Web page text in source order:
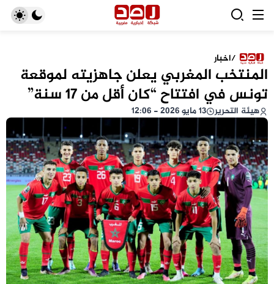
/اخبار
المنتخب المغربي يعلن جاهزيته لموقعة
تونس في افتتاح “كان أقل من 17 سنة”
هيئة التحرير 13 مايو 2026 - 12:06